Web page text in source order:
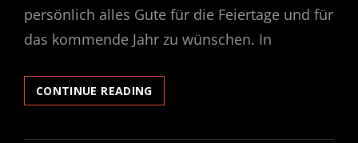
persönlich alles Gute für die Feiertage und für
das kommende Jahr zu wünschen. In
CONTINUE READINGLIEBE
LEUTE!